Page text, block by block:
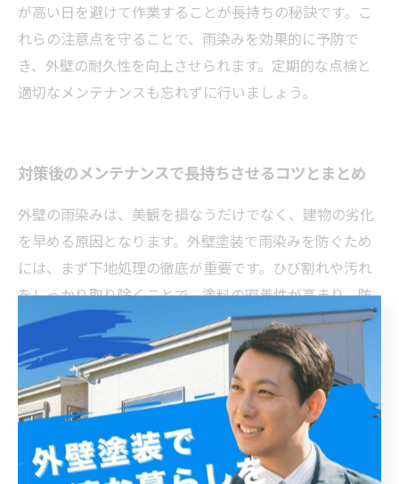
が高い日を避けて作業することが長持ちの秘訣です。こ
れらの注意点を守ることで、雨染みを効果的に予防で
き、外壁の耐久性を向上させられます。定期的な点検と
適切なメンテナンスも忘れずに行いましょう。
対策後のメンテナンスで長持ちさせるコツとまとめ
外壁の雨染みは、美観を損なうだけでなく、建物の劣化
を早める原因となります。外壁塗装で雨染みを防ぐため
には、まず下地処理の徹底が重要です。ひび割れや汚れ
をしっかり取り除くことで、塗料の密着性が高まり、防
水効果が向上します。また、高耐候性や防水性に優れた
塗料を選ぶことも効果的です。塗装後のメンテナンスも
重要で、定期的な点検と必要に応じたタッチアップを行
うことで、塗膜の劣化を防ぎ、雨染みの再発を抑えられ
ます。さらに、汚れが付着した場合は早めに洗浄し、塗
膜を保護しましょう。これらの対策をしっかり実践する